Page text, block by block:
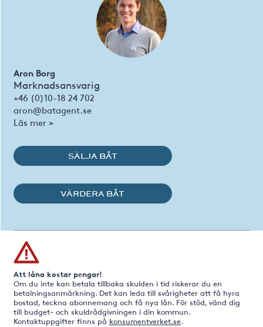
Aron Borg
Marknadsansvarig
+46 (0)10-18 24 702
aron@batagent.se
Läs mer >
SÄLJA BÅT
VÄRDERA BÅT
Att låna kostar pengar!
Om du inte kan betala tillbaka skulden i tid riskerar du en
betalningsanmärkning. Det kan leda till svårigheter att få hyra
bostad, teckna abonnemang och få nya lån. För stöd, vänd dig
till budget- och skuldrådgivningen i din kommun.
Kontaktuppgifter finns på konsumentverket.se.